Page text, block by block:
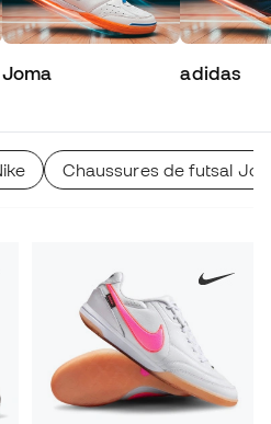
Joma adidas
Chaussures de futsal